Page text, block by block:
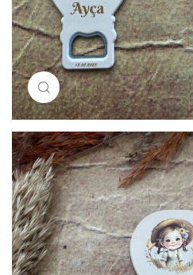
Resimi büyütmek için tıklayın